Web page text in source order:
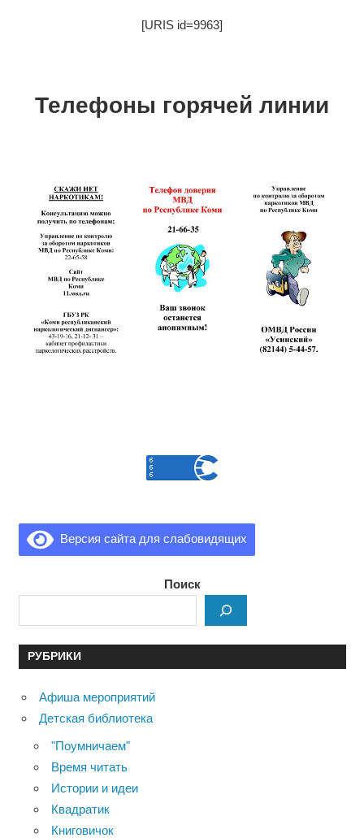
[URIS id=9963]
Телефоны горячей линии
Версия сайта для слабовидящих
Поиск
РУБРИКИ
Афиша мероприятий
Детская библиотека
"Поумничаем"
Время читать
Истории и идеи
Квадратик
Книговичок